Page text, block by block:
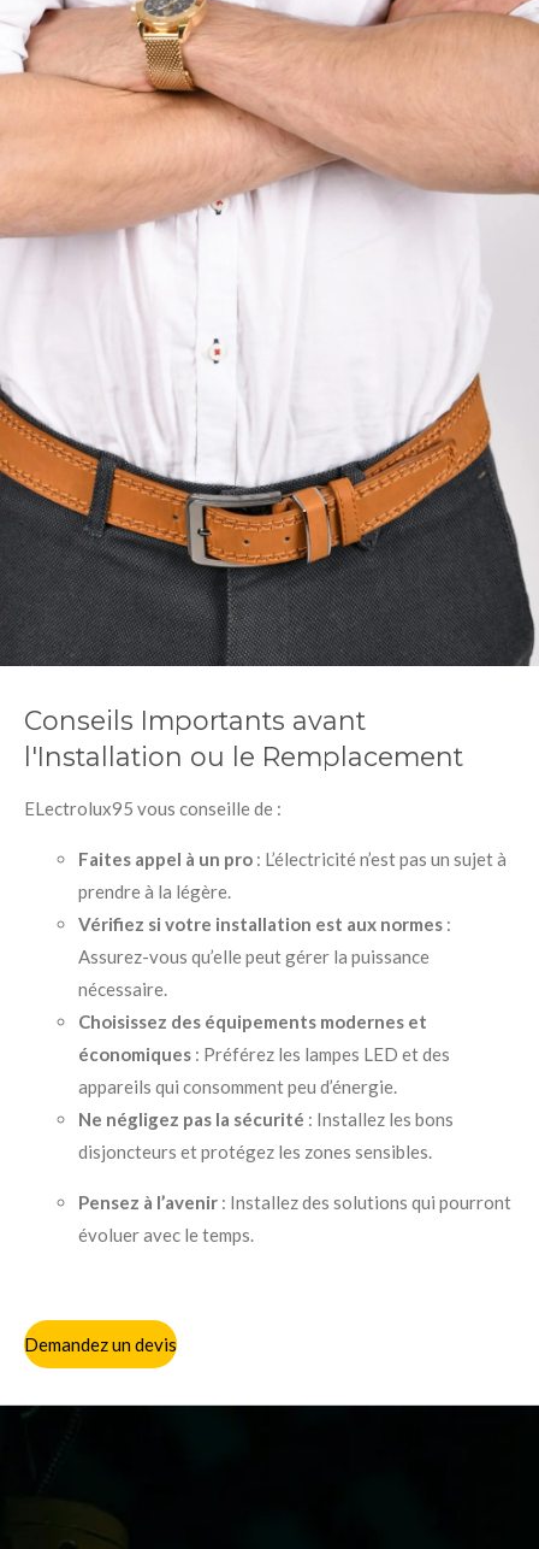
Conseils Importants avant
l'Installation ou le Remplacement
ELectrolux95 vous conseille de :
Faites appel à un pro : L’électricité n’est pas un sujet à
prendre à la légère.
Vérifiez si votre installation est aux normes :
Assurez-vous qu’elle peut gérer la puissance
nécessaire.
Choisissez des équipements modernes et
économiques : Préférez les lampes LED et des
appareils qui consomment peu d’énergie.
Ne négligez pas la sécurité : Installez les bons
disjoncteurs et protégez les zones sensibles.
Pensez à l’avenir : Installez des solutions qui pourront
évoluer avec le temps.
Demandez un devis